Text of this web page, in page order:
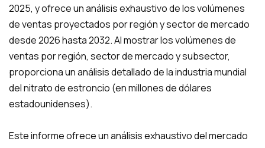
2025, y ofrece un análisis exhaustivo de los volúmenes
de ventas proyectados por región y sector de mercado
desde 2026 hasta 2032. Al mostrar los volúmenes de
ventas por región, sector de mercado y subsector,
proporciona un análisis detallado de la industria mundial
del nitrato de estroncio (en millones de dólares
estadounidenses).
Este informe ofrece un análisis exhaustivo del mercado